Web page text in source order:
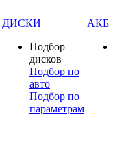
ДИСКИ
Подбор
дисков
Подбор по
авто
Подбор по
параметрам
АКБ